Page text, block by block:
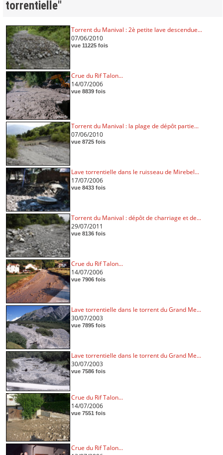
torrentielle"
Torrent du Manival : 2è petite lave descendue...
07/06/2010
vue 11225 fois
Crue du Rif Talon...
14/07/2006
vue 8839 fois
Torrent du Manival : la plage de dépôt partie...
07/06/2010
vue 8725 fois
Lave torrentielle dans le ruisseau de Mirebel...
17/07/2006
vue 8433 fois
Torrent du Manival : dépôt de charriage et de...
29/07/2011
vue 8136 fois
Crue du Rif Talon...
14/07/2006
vue 7906 fois
Lave torrentielle dans le torrent du Grand Me...
30/07/2003
vue 7895 fois
Lave torrentielle dans le torrent du Grand Me...
30/07/2003
vue 7586 fois
Crue du Rif Talon...
14/07/2006
vue 7551 fois
Crue du Rif Talon...